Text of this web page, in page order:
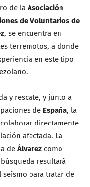
de la Asociación
de Voluntarios de
, se encuentra en
terremotos, a donde
en este tipo
y rescate, y junto a
de España, la
directamente
afectada. La
de Álvarez como
resultará
seísmo para tratar de